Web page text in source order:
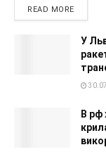
READ MORE
У
В рф